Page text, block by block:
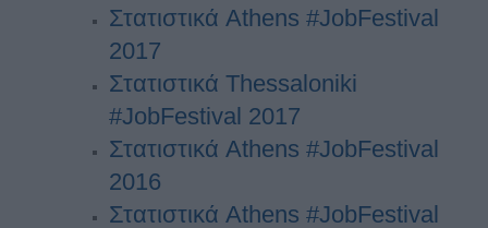
Στατιστικά Athens #JobFestival
2017
Στατιστικά Thessaloniki
#JobFestival 2017
Στατιστικά Athens #JobFestival
2016
Στατιστικά Athens #JobFestival